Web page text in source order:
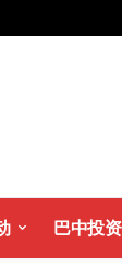
巴中投资